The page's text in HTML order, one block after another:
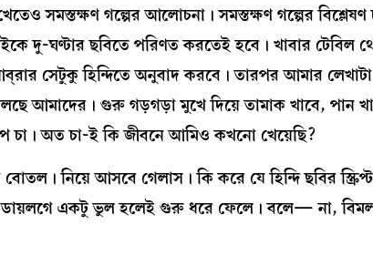
সমস্তক্ষণ গল্পের আলোচনা। সমস্তক্ষণ গল্পের
দু-ঘণ্টার ছবিতে পরিণত করতেই হবে। খাবার টেবিল
সেটুকু হিন্দিতে অনুবাদ করবে। তারপর আমার লেখাটা
আমাদের। গুরু গড়গড়া মুখে দিয়ে তামাক খাবে, পান
চা। অত চা-ই কি জীবনে আমিও কখনো খেয়েছি?
নিয়ে আসবে গেলাস। কি করে যে হিন্দি ছবির
একটু ভুল হলেই গুরু ধরে ফেলে। বলে— না,